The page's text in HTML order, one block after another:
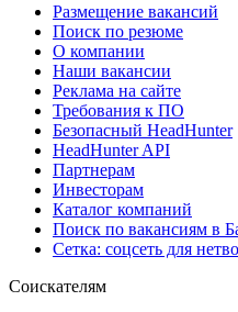
Размещение вакансий
Поиск по резюме
О компании
Наши вакансии
Реклама на сайте
Требования к ПО
Безопасный HeadHunter
HeadHunter API
Партнерам
Инвесторам
Каталог компаний
Поиск по вакансиям в
Сетка: соцсеть для
Соискателям